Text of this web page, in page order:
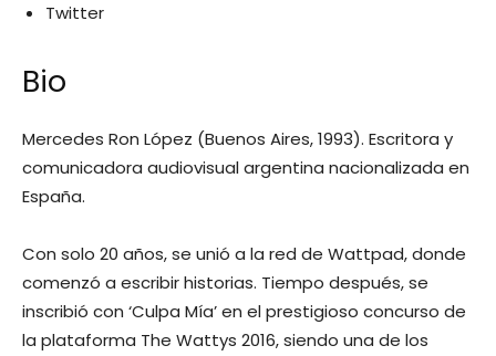
Twitter
Bio
Mercedes Ron López (Buenos Aires, 1993). Escritora y
comunicadora audiovisual argentina nacionalizada en
España.
Con solo 20 años, se unió a la red de Wattpad, donde
comenzó a escribir historias. Tiempo después, se
inscribió con ‘Culpa Mía’ en el prestigioso concurso de
la plataforma The Wattys 2016, siendo una de los